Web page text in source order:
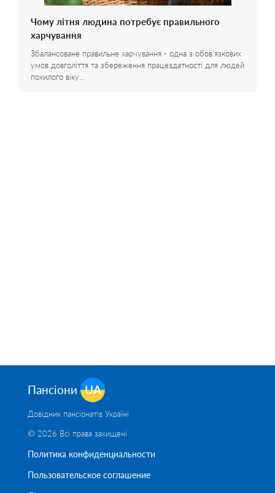
Чому літня людина потребує правильного
харчування
Збалансоване правильне харчування - одна з обов'язкових
умов довголіття та збереження працездатності для людей
похилого віку…
Пансіони UA
Довідник пансіонатів Україні
© 2026 Всі права захищені
Политика конфиденциальности
Пользовательское соглашение